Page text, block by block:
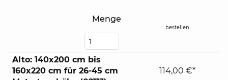
Menge
bestellen
Alto: 140x200 cm bis
160x220 cm für 26-45 cm
114,00 €*